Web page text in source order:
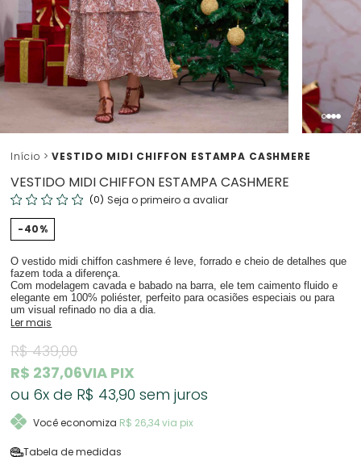
Início VESTIDO MIDI CHIFFON ESTAMPA CASHMERE
VESTIDO MIDI CHIFFON ESTAMPA CASHMERE
(0) Seja o primeiro a avaliar
40%
O vestido midi chiffon cashmere é leve, forrado e cheio de detalhes que
fazem toda a diferença.
Com modelagem cavada e babado na barra, ele tem caimento fluido e
elegante em 100% poliéster, perfeito para ocasiões especiais ou para
um visual refinado no dia a dia.
Ler mais
R$ 237,06VIA PIX
R$ 439,00
6x R$ 43,90sem juros
Você economiza R$ 26,34 via pix
Tabela de medidas